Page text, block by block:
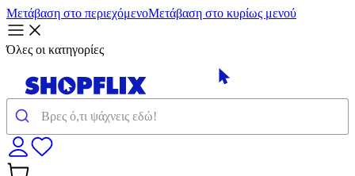
Μετάβαση στο περιεχόμενοΜετάβαση στο κυρίως μενού
Όλες οι κατηγορίες